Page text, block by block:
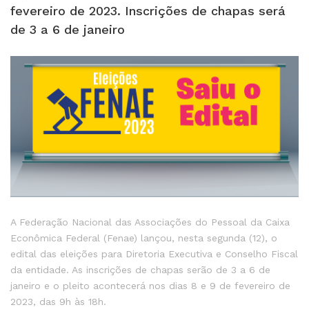
fevereiro de 2023. Inscrições de chapas será
de 3 a 6 de janeiro
A Federação Nacional das Associações do Pessoal da Caixa
Econômica Federal (Fenae) lançou, nesta segunda (12), o
edital das eleições para Diretoria Executiva e Conselho Fiscal
da entidade. As inscrições de chapas serão de 3 a 6 de
janeiro e o pleito acontecerá nos dias 8 e 9 de fevereiro de
2023, das 9h às 18h.